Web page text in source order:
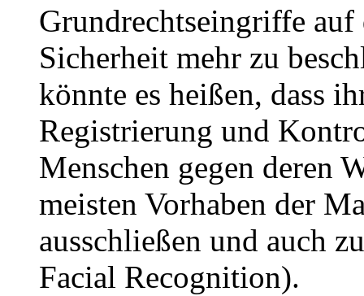
Grundrechtseingriffe
Sicherheit mehr zu
könnte es heißen, dass
Registrierung und
Menschen gegen deren
meisten Vorhaben der
ausschließen und auch
Facial Recognition).